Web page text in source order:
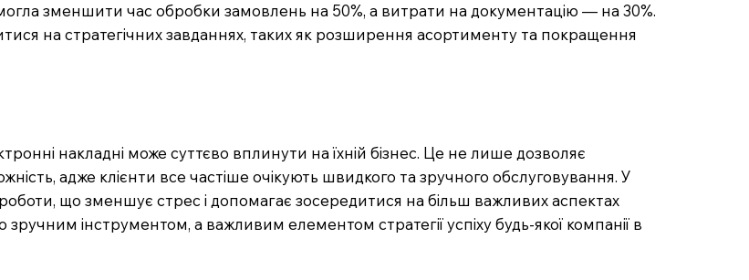
зменшити час обробки замовлень на 50%, а витрати на документацію — на 30%.
на стратегічних завданнях, таких як розширення асортименту та покращення
накладні може суттєво вплинути на їхній бізнес. Це не лише дозволяє
адже клієнти все частіше очікують швидкого та зручного обслуговування. У
що зменшує стрес і допомагає зосередитися на більш важливих аспектах
інструментом, а важливим елементом стратегії успіху будь-якої компанії в